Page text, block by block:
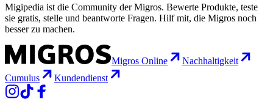
Migipedia ist die Community der Migros. Bewerte Produkte, teste
sie gratis, stelle und beantworte Fragen. Hilf mit, die Migros noch
besser zu machen.
Migros Online
Nachhaltigkeit
Cumulus
Kundendienst